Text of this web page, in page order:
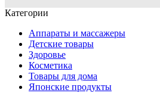
Категории
Аппараты и массажеры
Детские товары
Здоровье
Косметика
Товары для дома
Японские продукты